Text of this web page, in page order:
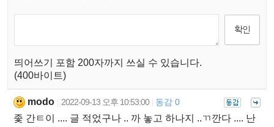
띄어쓰기 포함 200자까지 쓰실 수 있습니다.
(400바이트)
modo 2022-09-13 오후 10:53:00 동감 0
좇 간ㅌ이 .... 글 적었구나 .. 까 놓고 하나지 ..ㄲ깐다 .... 난